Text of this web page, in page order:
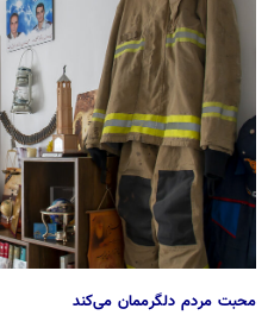
محبت مردم دلگرممان می‌کند